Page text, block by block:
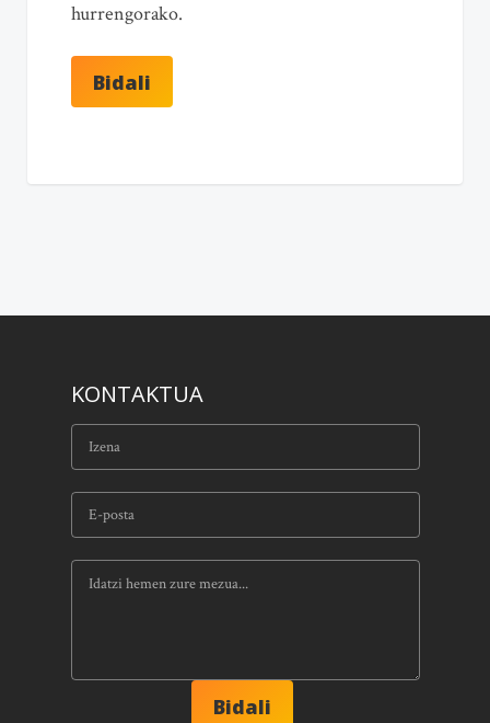
hurrengorako.
KONTAKTUA